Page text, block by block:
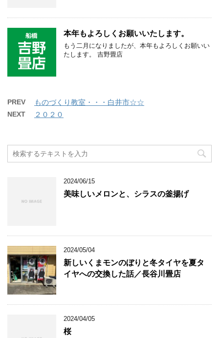
本年もよろしくお願いいたします。
もう二月になりましたが、本年もよろしくお願いい
たします。 吉野畳店
PREV ものづくり教室・・・白井市☆☆
NEXT ２０２０
2024/06/15
美味しいメロンと、シラスの釜揚げ
2024/05/04
新しいくまモンのぼりと冬タイヤを夏タ
イヤへの交換した話／長谷川畳店
2024/04/05
桜